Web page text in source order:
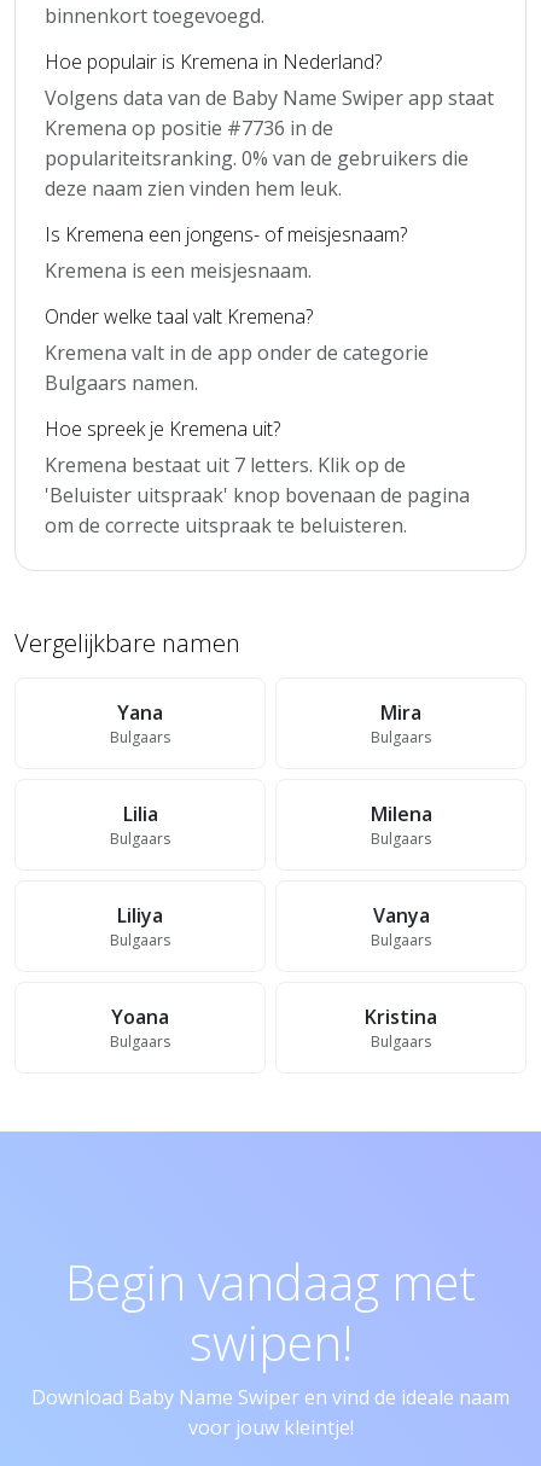
binnenkort toegevoegd.
Hoe populair is Kremena in Nederland?
Volgens data van de Baby Name Swiper app staat
Kremena op positie #7736 in de
populariteitsranking. 0% van de gebruikers die
deze naam zien vinden hem leuk.
Is Kremena een jongens- of meisjesnaam?
Kremena is een meisjesnaam.
Onder welke taal valt Kremena?
Kremena valt in de app onder de categorie
Bulgaars namen.
Hoe spreek je Kremena uit?
Kremena bestaat uit 7 letters. Klik op de
'Beluister uitspraak' knop bovenaan de pagina
om de correcte uitspraak te beluisteren.
Vergelijkbare namen
Yana
Bulgaars
Mira
Bulgaars
Lilia
Bulgaars
Milena
Bulgaars
Liliya
Bulgaars
Vanya
Bulgaars
Yoana
Bulgaars
Kristina
Bulgaars
Begin vandaag met
swipen!
Download Baby Name Swiper en vind de ideale naam
voor jouw kleintje!